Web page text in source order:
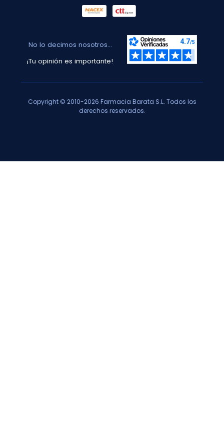
No lo decimos nosotros...
¡Tu opinión es importante!
Copyright © 2010-2026 Farmacia Barata S.L. Todos los
derechos reservados.